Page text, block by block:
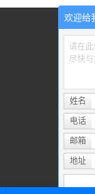
欢迎给
请在
尽快与
姓名
电话
邮箱
地址